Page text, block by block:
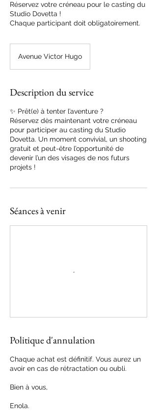
Réservez votre créneau pour le casting du
Studio Dovetta !
Chaque participant doit obligatoirement.
Avenue Victor Hugo
Description du service
✨ Prêt(e) à tenter l’aventure ?
Réservez dès maintenant votre créneau
pour participer au casting du Studio
Dovetta. Un moment convivial, un shooting
gratuit et peut-être l’opportunité de
devenir l’un des visages de nos futurs
projets !
Séances à venir
Politique d'annulation
Chaque achat est définitif. Vous aurez un
avoir en cas de rétractation ou oubli.
Bien à vous,
Enola.